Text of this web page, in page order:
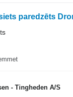
paredzēts
- Tingheden A/S